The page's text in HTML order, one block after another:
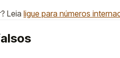
Leia ligue para números